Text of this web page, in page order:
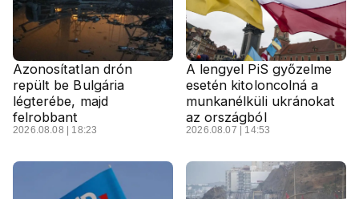
Azonosítatlan drón
repült be Bulgária
légterébe, majd
felrobbant
2026.08.08 | 18:23
A lengyel PiS győzelme
esetén kitoloncolná a
munkanélküli ukránokat
az országból
2026.08.07 | 14:53